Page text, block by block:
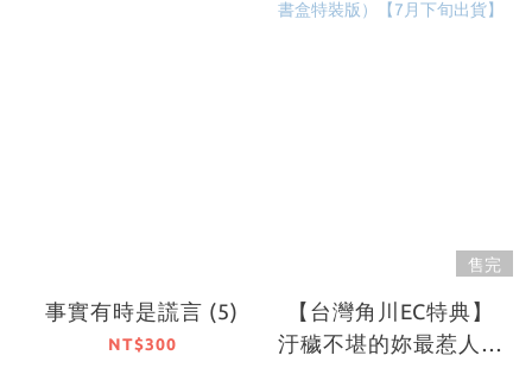
事實有時是謊言 (5)
NT$300
售完
【台灣角川EC特典】
汙穢不堪的妳最惹人憐